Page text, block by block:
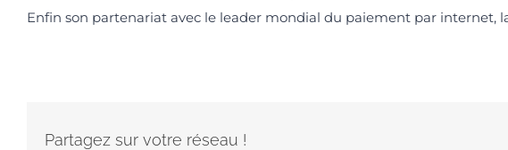
Enfin son partenariat avec le leader mondial du paiement par internet,
Partagez sur votre réseau !